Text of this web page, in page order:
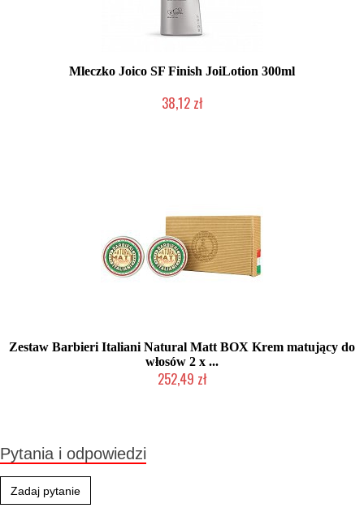
Mleczko Joico SF Finish JoiLotion 300ml
38,12 zł
Zestaw Barbieri Italiani Natural Matt BOX Krem matujący do
włosów 2 x ...
252,49 zł
Pytania i odpowiedzi
Zadaj pytanie